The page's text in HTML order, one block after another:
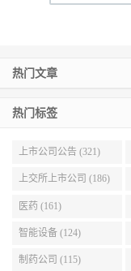
热门文章
热门标签
上市公司公告 (321)
上交所上市公司 (186)
医药 (161)
智能设备 (124)
制药公司 (115)